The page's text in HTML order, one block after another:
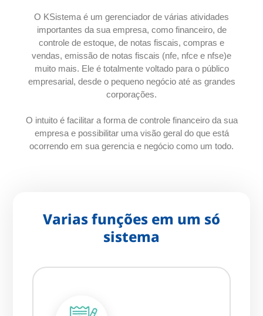
O KSistema é um gerenciador de várias atividades
importantes da sua empresa, como financeiro, de
controle de estoque, de notas fiscais, compras e
vendas, emissão de notas fiscais (nfe, nfce e nfse)e
muito mais. Ele é totalmente voltado para o público
empresarial, desde o pequeno negócio até as grandes
corporações.
O intuito é facilitar a forma de controle financeiro da sua
empresa e possibilitar uma visão geral do que está
ocorrendo em sua gerencia e negócio como um todo.
Varias funções em um só
sistema